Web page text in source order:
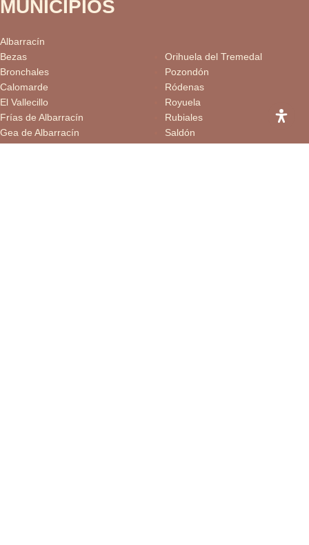
MUNICIPIOS
Albarracín
Bezas
Bronchales
Calomarde
El Vallecillo
Frías de Albarracín
Gea de Albarracín
Orihuela del Tremedal
Pozondón
Ródenas
Royuela
Rubiales
Saldón